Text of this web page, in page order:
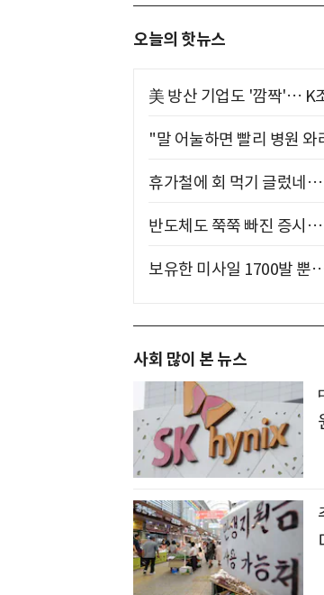
오늘의 핫뉴스
美 방산 기업도 '깜짝'… K
"말 어눌하면 빨리 병원
휴가철에 회 먹기 글렀네
반도체도 쭉쭉 빠진 증시
보유한 미사일 1700발 뿐
사회 많이 본 뉴스